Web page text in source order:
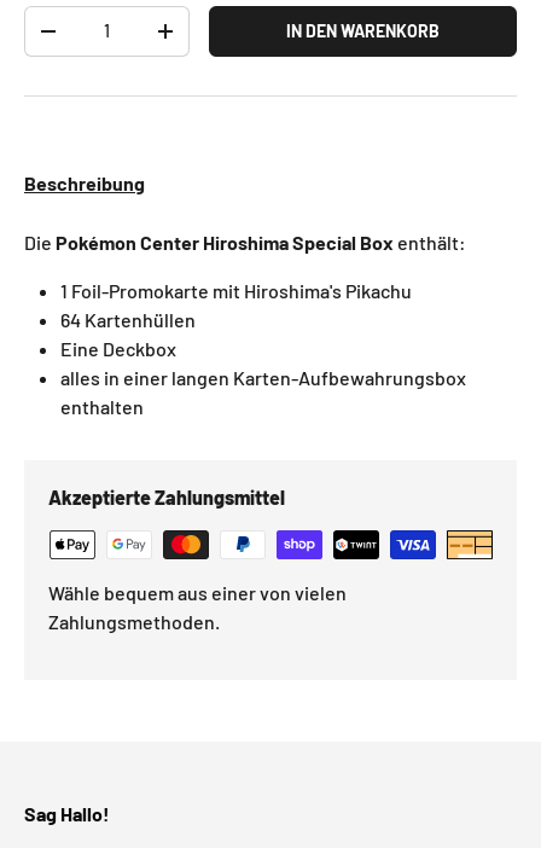
- + IN DEN WARENKORB
Beschreibung
Die Pokémon Center Hiroshima Special Box enthält:
1 Foil-Promokarte mit Hiroshima's Pikachu
64 Kartenhüllen
Eine Deckbox
alles in einer langen Karten-Aufbewahrungsbox
enthalten
Akzeptierte Zahlungsmittel
Wähle bequem aus einer von vielen
Zahlungsmethoden.
Sag Hallo!